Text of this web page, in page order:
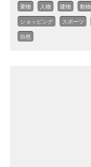
乗物 人物 建物 動物
ショッピング スポーツ
自然